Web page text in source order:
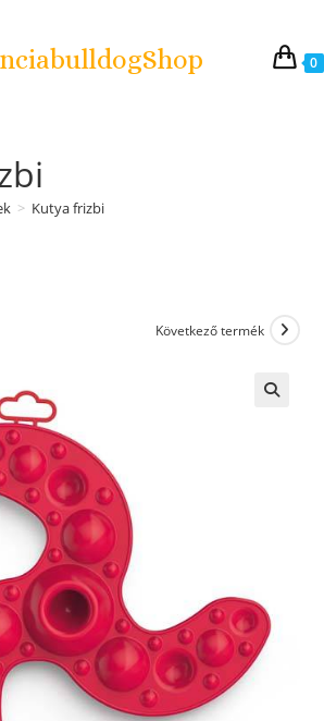
0
> Kutya frizbi
Következő termék